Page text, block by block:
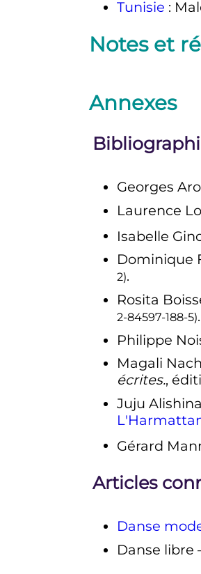
Tunisie :
Notes et
Annexes
Georges
Laurence
Isabelle
Dominique
2).
Rosita
2-84597-188-5).
Philippe
Magali
écrites.,
Juju
Gérard
Articles
Danse
Danse libre